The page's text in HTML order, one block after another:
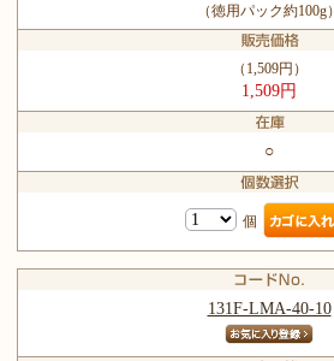
（徳用パック約100g）
（1,509円）
1,509円
○
個
131F-LMA-40-10